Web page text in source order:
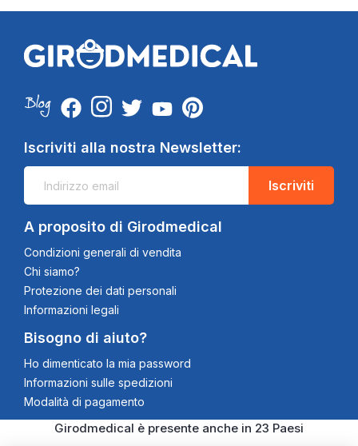
Iscriviti alla nostra Newsletter:
Iscriviti
A proposito di Girodmedical
Condizioni generali di vendita
Chi siamo?
Protezione dei dati personali
Informazioni legali
Bisogno di aiuto?
Ho dimenticato la mia password
Informazioni sulle spedizioni
Modalità di pagamento
Girodmedical è presente anche in 23 Paesi